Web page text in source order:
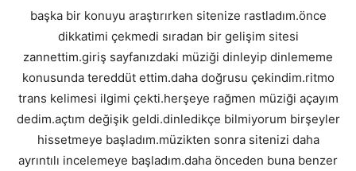
başka bir konuyu araştırırken sitenize rastladım.önce
dikkatimi çekmedi sıradan bir gelişim sitesi
zannettim.giriş sayfanızdaki müziği dinleyip dinlememe
konusunda tereddüt ettim.daha doğrusu çekindim.ritmo
trans kelimesi ilgimi çekti.herşeye rağmen müziği açayım
dedim.açtım değişik geldi.dinledikçe bilmiyorum birşeyler
hissetmeye başladım.müzikten sonra sitenizi daha
ayrıntılı incelemeye başladım.daha önceden buna benzer